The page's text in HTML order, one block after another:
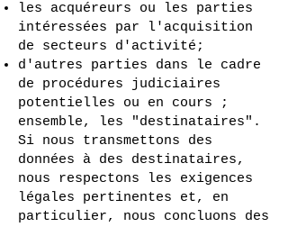
les acquéreurs ou les parties
intéressées par l'acquisition
de secteurs d'activité;
d'autres parties dans le cadre
de procédures judiciaires
potentielles ou en cours ;
ensemble, les "destinataires".
Si nous transmettons des
données à des destinataires,
nous respectons les exigences
légales pertinentes et, en
particulier, nous concluons des